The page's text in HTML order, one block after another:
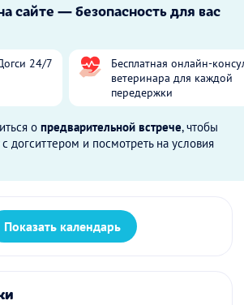
сайте — безопасность для вас
24/7
Бесплатная онлайн-
ветеринара для каждой
передержки
о предварительной встрече, чтобы
догситтером и посмотреть на условия
Показать календарь